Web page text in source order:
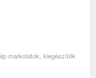
markolatok, kiegészítők